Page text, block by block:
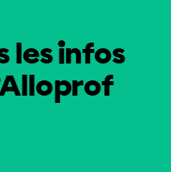
les infos